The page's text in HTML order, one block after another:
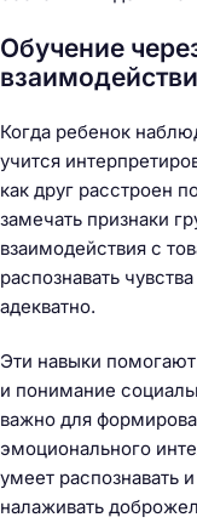
Обучение
Когда ребенок
учится
как друг расстроен
замечать признаки
взаимодействия с
распознавать
адекватно.
Эти навыки
и понимание
важно для
эмоционального
умеет распознавать
налаживать